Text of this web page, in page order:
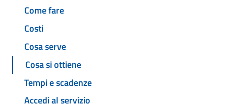
Come fare
Costi
Cosa serve
Cosa si ottiene
Tempi e scadenze
Accedi al servizio